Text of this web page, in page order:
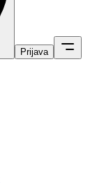
Prijava